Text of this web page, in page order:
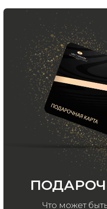
ООО «МИР КАШЕМИРА» © 2023
Все права защищены.
Политика
конфиденциальности